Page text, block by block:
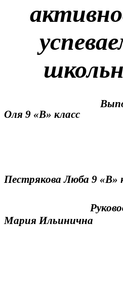
Выполнили:
Оля 9 «В» класс
Пестрякова Люба 9 «В»
Мария Ильинична